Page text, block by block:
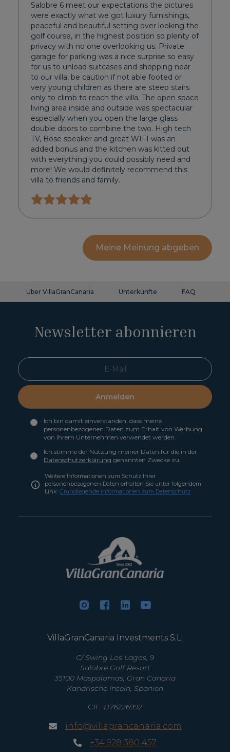
Salobre 6 meet our expectations the pictures
were exactly what we got luxury furnishings,
peaceful and beautiful setting over looking the
golf course, in the highest position so plenty of
privacy with no one overlooking us. Private
garage for parking was a nice surprise so easy
for us to unload suitcases and shopping near
to our villa, be caution if not able footed or
very young children as there are steep stairs
only to climb to reach the villa. The open space
living area inside and outside was spectacular
especially when you open the large glass
double doors to combine the two. High tech
TV, Bose speaker and great WIFI was an
added bonus and the kitchen was kitted out
with everything you could possibly need and
more! We would definitely recommend this
villa to friends and family.
Meine Meinung abgeben
Über VillaGranCanaria Unterkünfte FAQ
Newsletter abonnieren
Anmelden
Ich bin damit einverstanden, dass meine
personenbezogenen Daten zum Erhalt von Werbung
von Ihrem Unternehmen verwendet werden.
Ich stimme der Nutzung meiner Daten für die in der
Datenschutzerklärung genannten Zwecke zu
Weitere Informationen zum Schutz Ihrer
personenbezogenen Daten erhalten Sie unter folgendem
Link:Grundlegende Informationen zum Datenschutz
VillaGranCanaria Investments S.L.
C/ Swing Los Lagos, 9
Salobre Golf Resort
35100 Maspalomas, Gran Canaria
Kanarische Inseln, Spanien
CIF: B76226992
info@villagrancanaria.com
+34 928 380 457